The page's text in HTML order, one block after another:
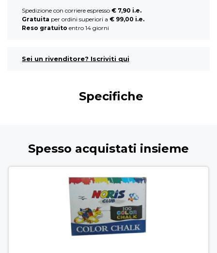
Spedizione con corriere espresso € 7,90 i.e.
Gratuita per ordini superiori a € 99,00 i.e.
Reso gratuito entro 14 giorni
Sei un rivenditore? Iscriviti qui
Specifiche
Spesso acquistati insieme